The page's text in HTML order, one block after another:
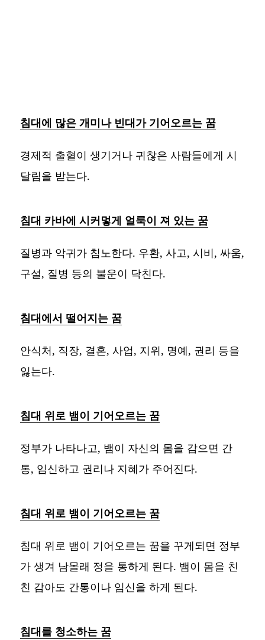
침대에 많은 개미나 빈대가 기어오르는 꿈
경제적 출혈이 생기거나 귀찮은 사람들에게 시
달림을 받는다.
침대 카바에 시커멓게 얼룩이 져 있는 꿈
질병과 악귀가 침노한다. 우환, 사고, 시비, 싸움,
구설, 질병 등의 불운이 닥친다.
침대에서 떨어지는 꿈
안식처, 직장, 결혼, 사업, 지위, 명예, 권리 등을
잃는다.
침대 위로 뱀이 기어오르는 꿈
정부가 나타나고, 뱀이 자신의 몸을 감으면 간
통, 임신하고 권리나 지혜가 주어진다.
침대 위로 뱀이 기어오르는 꿈
침대 위로 뱀이 기어오르는 꿈을 꾸게되면 정부
가 생겨 남몰래 정을 통하게 된다. 뱀이 몸을 친
친 감아도 간통이나 임신을 하게 된다.
침대를 청소하는 꿈